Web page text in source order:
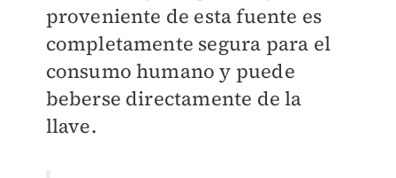
proveniente de esta fuente es
completamente segura para el
consumo humano y puede
beberse directamente de la
llave.